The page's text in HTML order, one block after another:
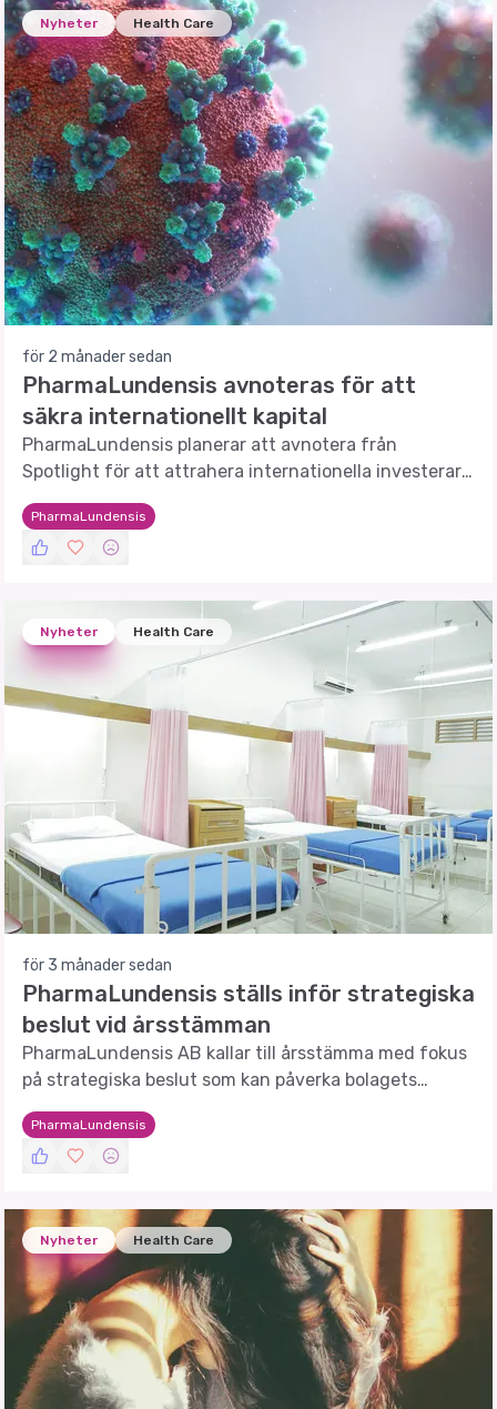
Nyheter Health Care
för 2 månader sedan
PharmaLundensis avnoteras för att
säkra internationellt kapital
PharmaLundensis planerar att avnotera från
Spotlight för att attrahera internationella investerare
och finansiera kliniska studier.
PharmaLundensis
Nyheter Health Care
för 3 månader sedan
PharmaLundensis ställs inför strategiska
beslut vid årsstämman
PharmaLundensis AB kallar till årsstämma med fokus
på strategiska beslut som kan påverka bolagets
framtid.
PharmaLundensis
Nyheter Health Care